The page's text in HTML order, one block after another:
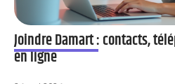
Joindre Damart : contacts,
en ligne